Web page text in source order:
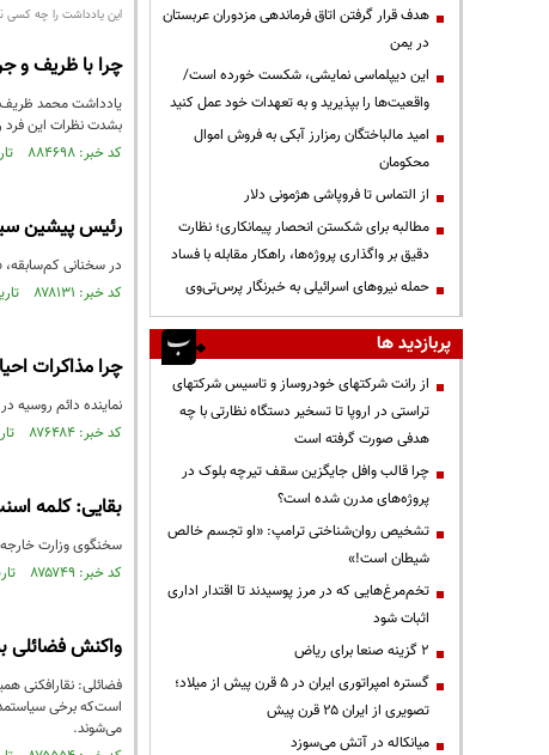
این یادداشت را چه کسی
چرا با ظریف و
یادداشت محمد ظریف
بشدت نظرات این فرد
کد خبر: ۸۸۴۶۹۸ تاریخ انتشار : ۱۴۰۵/۰۱/۱۵
رئیس پیشین
در سخنانی
کد خبر: ۸۷۸۱۳۱ تاریخ انتشار : ۱۴۰۴/۰۹/۱۷
چرا مذاکرات
نماینده دائم روسیه
کد خبر: ۸۷۶۴۸۴ تاریخ انتشار : ۱۴۰۴/۰۸/۱۲
بقایی:‌ کلمه
سخنگوی وزارت
کد خبر: ۸۷۵۷۴۹ تاریخ انتشار : ۱۴۰۴/۰۷/۳۰
واکنش فضائلی
فضائلی: نقارافکنی
است‌که برخی
می‌شوند.
هدف قرار گرفتن اتاق‌ فرماندهی مزدوران عربستان
در یمن
این دیپلماسی نمایشی، شکست خورده است/
واقعیت‌ها را بپذیرید و به تعهدات خود عمل کنید
امید مالباختگان رمزارز آبکی به فروش اموال
محکومان
از التماس تا فروپاشی هژمونی دلار
مطالبه برای شکستن انحصار پیمانکاری؛ نظارت
دقیق بر واگذاری پروژه‌ها، راهکار مقابله با فساد
حمله نیروهای اسرائیلی به خبرنگار پرس‌تی‌وی
پربازدید ها
از رانت‌ شرکتهای خودروساز و تاسیس شرکتهای
تراستی در اروپا تا تسخیر دستگاه نظارتی با چه
هدفی صورت گرفته است
چرا قالب وافل جایگزین سقف تیرچه بلوک در
پروژه‌های مدرن شده است؟
تشخیص روان‌شناختی ترامپ: «او تجسم خالص
شیطان است!»
تخم‌مرغ‌هایی که در مرز پوسیدند تا اقتدار اداری
اثبات شود
۲ گزینه صنعا برای ریاض
گستره امپراتوری ایران در ۵ قرن پیش از میلاد؛
تصویری از ایران ۲۵ قرن پیش
میانکاله در آتش می‌سوزد